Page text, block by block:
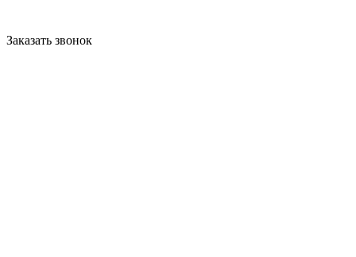
Заказать звонок